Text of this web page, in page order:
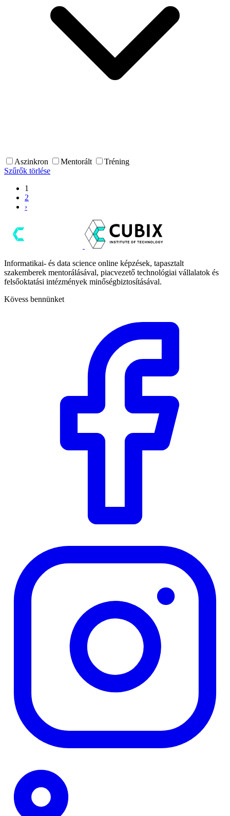
Aszinkron Mentorált
Tréning
Szűrők törlése
1
2
›
Informatikai- és data science online képzések, tapasztalt
szakemberek mentorálásával, piacvezető technológiai vállalatok és
felsőoktatási intézmények minőségbiztosításával.
Kövess bennünket